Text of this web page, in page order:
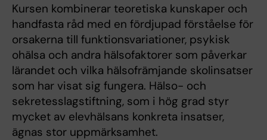
Kursen kombinerar teoretiska kunskaper och
handfasta råd med en fördjupad förståelse för
orsakerna till funktionsvariationer, psykisk
ohälsa och andra hälsofaktorer som påverkar
lärandet och vilka hälsofrämjande skolinsatser
som har visat sig fungera. Hälso- och
sekretesslagstiftning, som i hög grad styr
mycket av elevhälsans konkreta insatser,
ägnas stor uppmärksamhet.